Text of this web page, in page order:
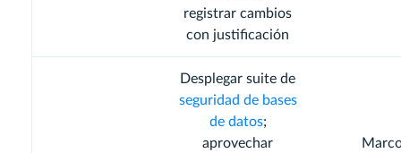
registrar cambios
con justificación
Desplegar suite de
seguridad de bases
de datos;
aprovechar